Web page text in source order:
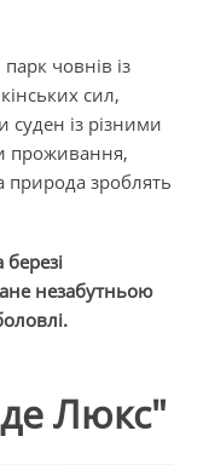
човнів із
сил,
із різними
проживання,
природа зроблять
незабутньою
Люкс"